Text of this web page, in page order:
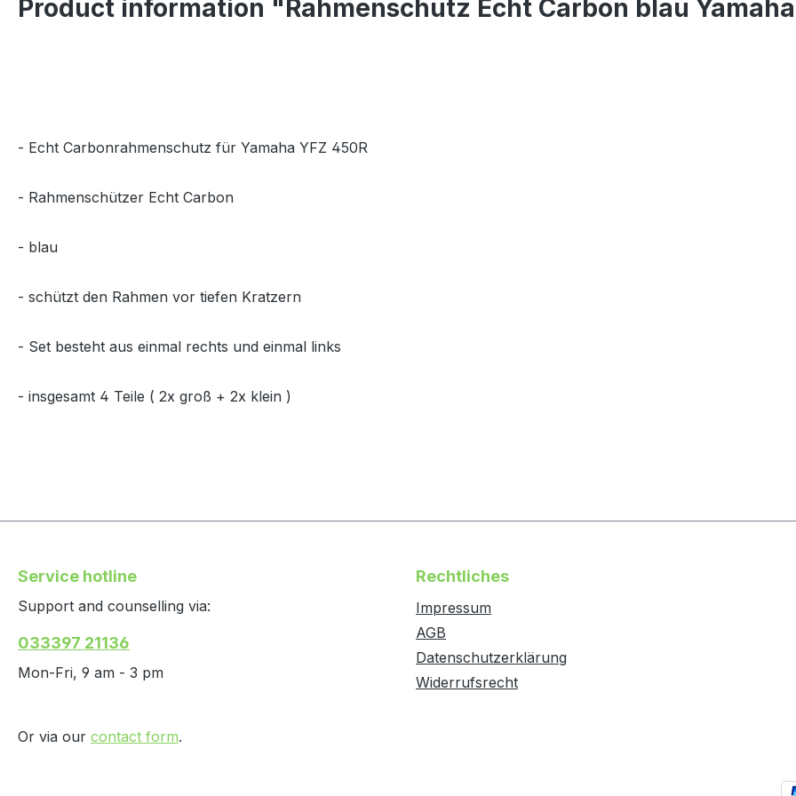
Product information "Rahmenschutz Echt Carbon blau
- Echt Carbonrahmenschutz für Yamaha YFZ 450R
- Rahmenschützer Echt Carbon
- blau
- schützt den Rahmen vor tiefen Kratzern
- Set besteht aus einmal rechts und einmal links
- insgesamt 4 Teile ( 2x groß + 2x klein )
Service hotline
Support and counselling via:
033397 21136
Mon-Fri, 9 am - 3 pm
Or via our contact form.
Rechtliches
Impressum
AGB
Datenschutzerklärung
Widerrufsrecht